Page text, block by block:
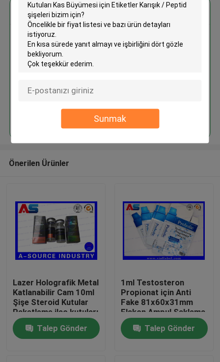
Sunmak
Ev
Ürünler
En İyi Fiyatı Alın
Hologram Baskı Peptid Şişesi
Kutuları Kas Büyümesi için
Etiketler Karışık / Peptid şişeleri
Devam et
Önerilen Ürünler
Lazer Holografik Metal
Katlanabilir Cam 10ml
Şişe Steroid Kutular
Paketleme ilaç kutuları
etiket
Talep Gönder
1ml Testosteron
Propionat için Anti
Fake 81x60x31mm
Flakon Ampul Saklama
Kutusu
Talep Gönder